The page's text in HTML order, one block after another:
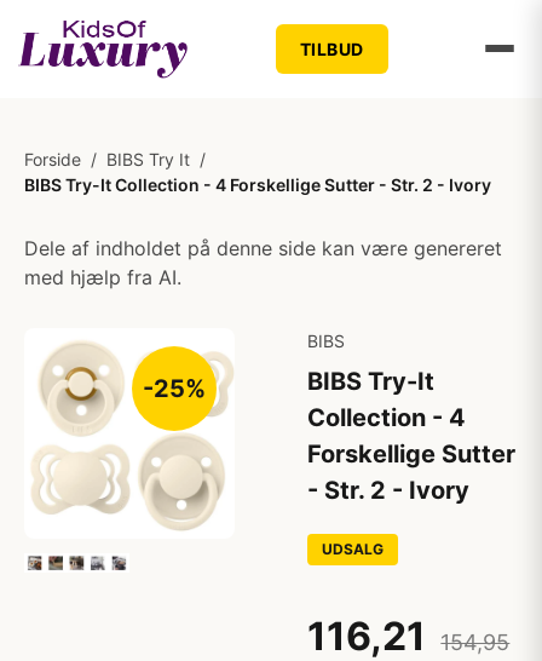
TILBUD
Forside / BIBS Try It /
BIBS Try-It Collection - 4 Forskellige Sutter - Str. 2 - Ivory
Dele af indholdet på denne side kan være genereret
med hjælp fra AI.
-25%
BIBS
BIBS Try-It
Collection - 4
Forskellige Sutter
- Str. 2 - Ivory
UDSALG
116,21
154,95